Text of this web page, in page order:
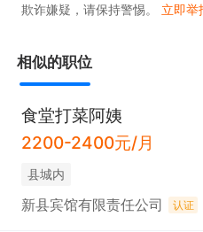
欺诈嫌疑，请保持警惕。 立即举
相似的职位
食堂打菜阿姨
2200-2400元/月
县城内
新县宾馆有限责任公司 认证